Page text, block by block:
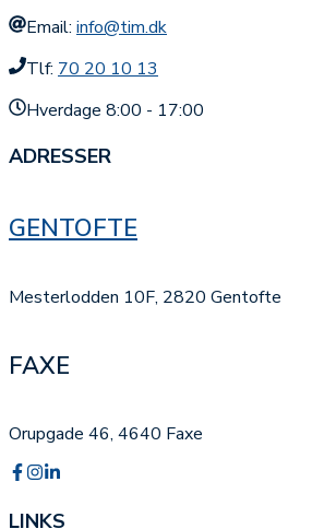
Email: info@tim.dk
Tlf: 70 20 10 13
Hverdage 8:00 - 17:00
ADRESSER
GENTOFTE
Mesterlodden 10F, 2820 Gentofte
FAXE
Orupgade 46, 4640 Faxe
LINKS